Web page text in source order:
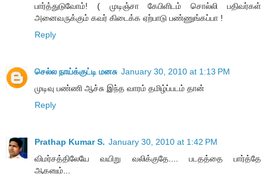
பார்த்துடுவோம்! ( முடிஞ்சா கேபிளிடம் சொல்லி பதிவர்கள்
அனைவருக்கும் கவர் கிடைக்க ஏற்பாடு பண்ணுங்கப்பா !
Reply
செல்ல நாய்க்குட்டி மனசு January 30, 2010 at 1:13 PM
முடிவு பண்ணி ஆச்சு இந்த வாரம் தமிழ்ப்படம் தான்
Reply
Prathap Kumar S. January 30, 2010 at 1:42 PM
விமர்சத்திலேயே வயிறு வலிக்குதே.... படதத்தை பார்த்தே
ஆகனும்...